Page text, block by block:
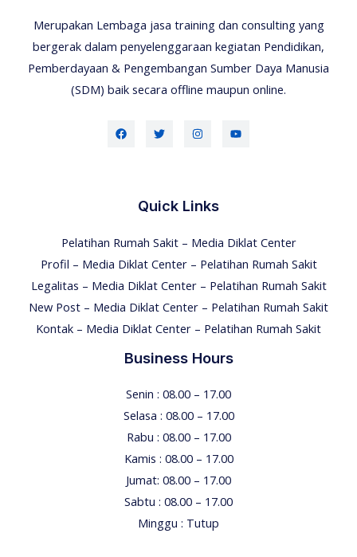
Merupakan Lembaga jasa training dan consulting yang
bergerak dalam penyelenggaraan kegiatan Pendidikan,
Pemberdayaan & Pengembangan Sumber Daya Manusia
(SDM) baik secara offline maupun online.
Quick Links
Pelatihan Rumah Sakit – Media Diklat Center
Profil – Media Diklat Center – Pelatihan Rumah Sakit
Legalitas – Media Diklat Center – Pelatihan Rumah Sakit
New Post – Media Diklat Center – Pelatihan Rumah Sakit
Kontak – Media Diklat Center – Pelatihan Rumah Sakit
Business Hours
Senin : 08.00 – 17.00
Selasa : 08.00 – 17.00
Rabu : 08.00 – 17.00
Kamis : 08.00 – 17.00
Jumat: 08.00 – 17.00
Sabtu : 08.00 – 17.00
Minggu : Tutup